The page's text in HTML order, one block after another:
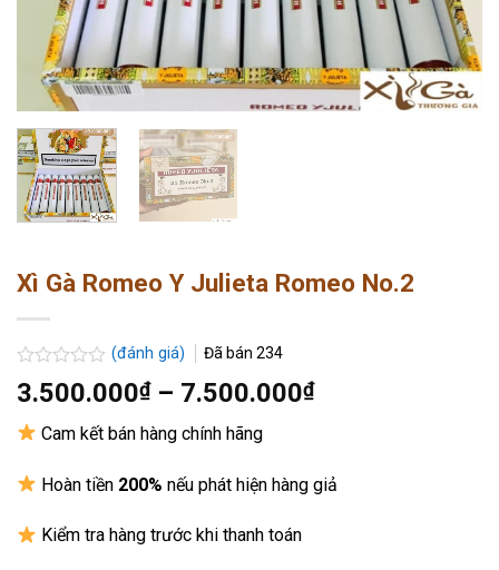
Xì Gà Romeo Y Julieta Romeo No.2
Được
xếp
0.0
(đánh giá) Đã bán 234
3.500.000₫ – 7.500.000₫Khoảng
3.500.000₫
đến
Cam kết bán hàng chính hãng
Hoàn tiền 200% nếu phát hiện hàng giả
Kiểm tra hàng trước khi thanh toán